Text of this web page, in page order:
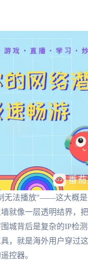
无法播放"——这大概
就像一层透明结界，
城背后是复杂的IP检
，就是海外用户穿过
控器。